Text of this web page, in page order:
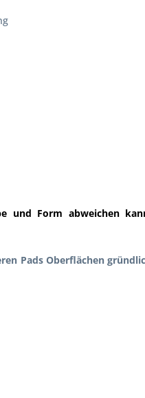
und Form abweichen
Pads Oberflächen